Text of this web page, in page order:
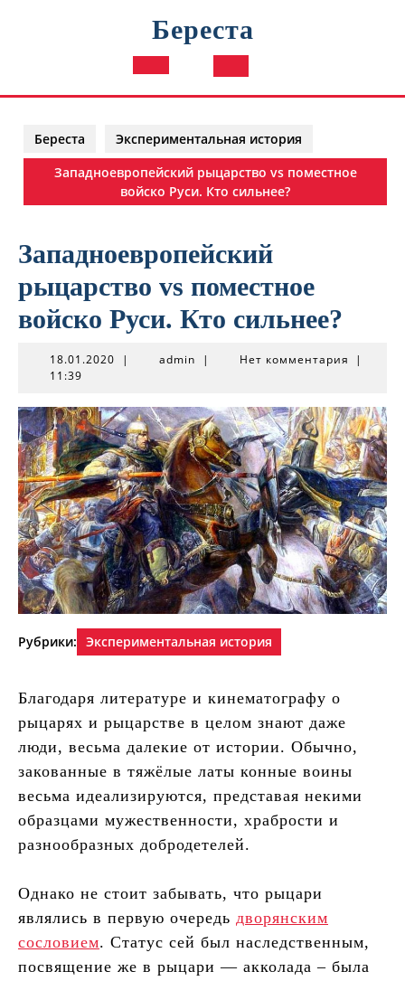
Береста
Кнопка
Береста
Экспериментальная история
Западноевропейский рыцарство vs поместное
войско Руси. Кто сильнее?
Западноевропейский
рыцарство vs поместное
войско Руси. Кто сильнее?
18.01.2020 18.01.2020
| adminadmin
| Нет комментария
|
11:39
Рубрики: Экспериментальная история
Благодаря литературе и кинематографу о
рыцарях и рыцарстве в целом знают даже
люди, весьма далекие от истории. Обычно,
закованные в тяжёлые латы конные воины
весьма идеализируются, представая некими
образцами мужественности, храбрости и
разнообразных добродетелей.
Однако не стоит забывать, что рыцари
являлись в первую очередь дворянским
сословием. Статус сей был наследственным,
посвящение же в рыцари — акколада – была